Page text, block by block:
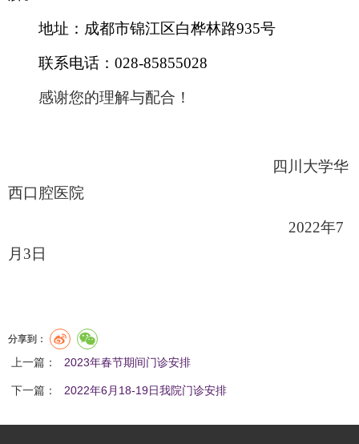
地址：成都市锦江区白桦林路935号
联系电话：028-85855028
感谢您的理解与配合！
四川大学华
西口腔医院
2022年7
月3日
分享到：
上一篇： 2023年春节期间门诊安排
下一篇： 2022年6月18-19日我院门诊安排